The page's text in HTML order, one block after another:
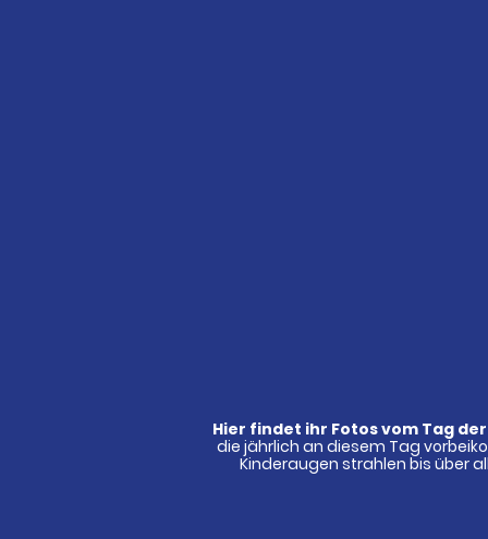
Hier findet ihr Fotos vom Tag
die jährlich an diesem Tag
Kinderaugen strahlen bis über